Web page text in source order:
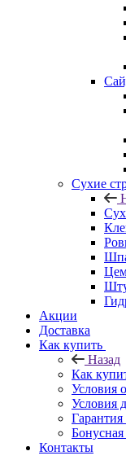
Сухие
Акции
Доставка
Как купить
Назад
Как
Условия
Условия
Гарантия
Контакты